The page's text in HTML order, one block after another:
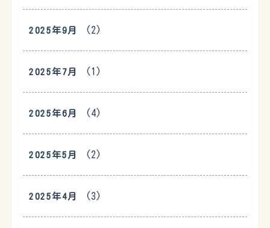
2025年9月 (2)
2025年7月 (1)
2025年6月 (4)
2025年5月 (2)
2025年4月 (3)